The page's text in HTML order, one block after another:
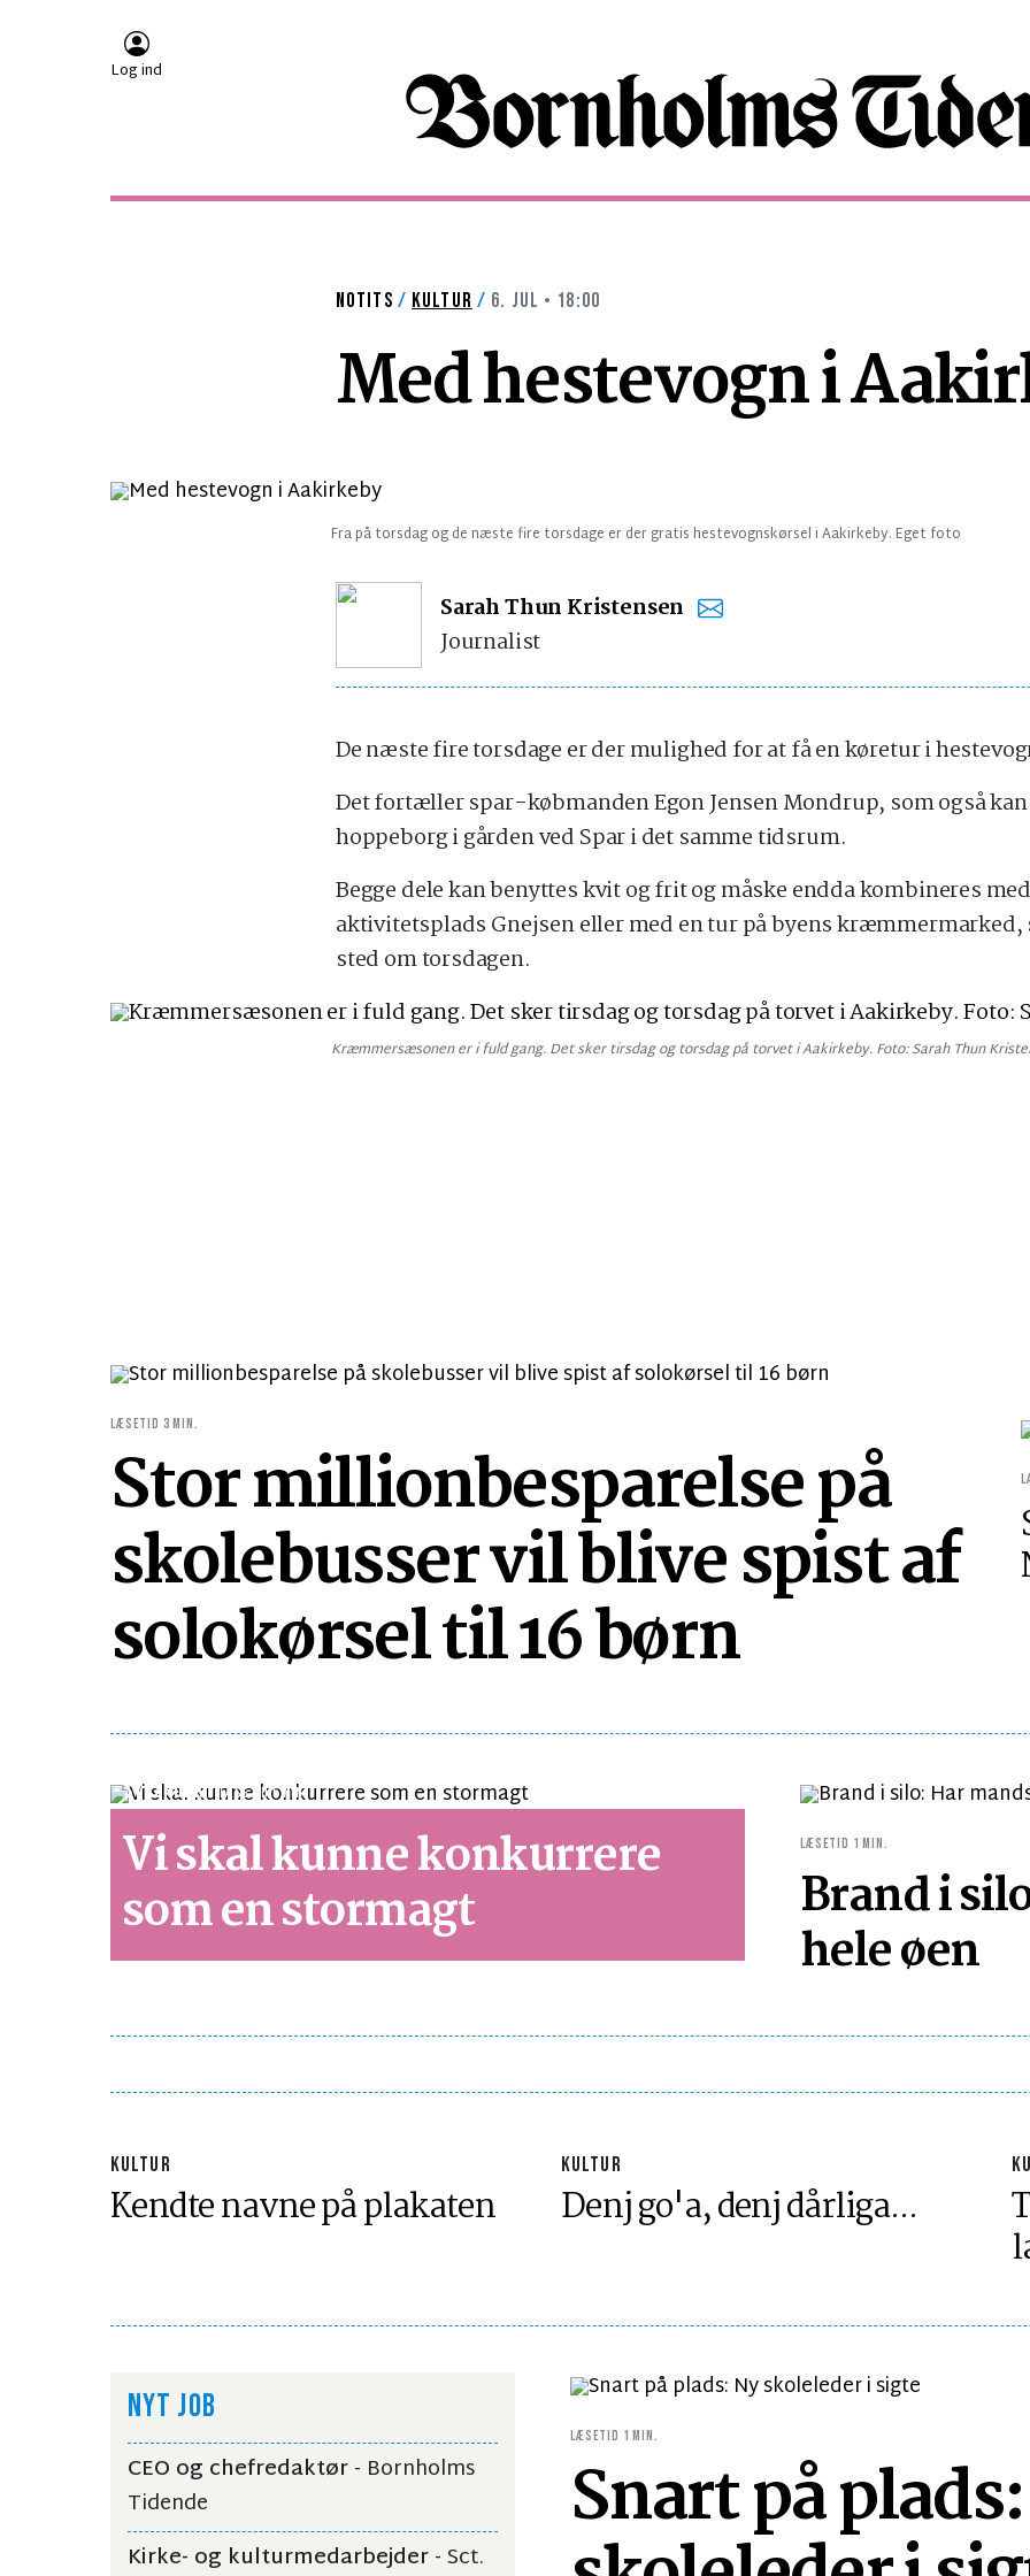
Log ind
NOTITS / KULTUR / 6. JUL • 18:00
Med hestevogn i
Fra på torsdag og de næste fire torsdage er der gratis hestevognskørsel i Aakirkeby. Eget foto
Sarah Thun Kristensen
Journalist
De næste fire torsdage er der mulighed for at få en køretur i
Det fortæller spar-købmanden Egon Jensen Mondrup, som også
hoppeborg i gården ved Spar i det samme tidsrum.
Begge dele kan benyttes kvit og frit og måske endda kombineres
aktivitetsplads Gnejsen eller med en tur på byens
sted om torsdagen.
Kræmmersæsonen er i fuld gang. Det sker tirsdag og torsdag på torvet i Aakirkeby. Foto: Sarah Thun
LÆSETID 3 MIN.
Stor millionbesparelse på
skolebusser vil blive spist af
solokørsel til 16 børn
SYNSPUNKTLÆSETID 5 MIN.
Vi skal kunne konkurrere
som en stormagt
LÆSETID 1 MIN.
Brand i
hele øen
KULTUR
Kendte navne på plakaten
KULTUR
Denj go'a, denj dårliga...
NYT JOB
CEO og chefredaktør- Bornholms
Tidende
Kirke- og kulturmedarbejder- Sct.
LÆSETID 1 MIN.
Snart på